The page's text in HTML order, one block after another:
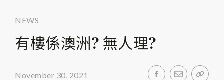
NEWS
有樓係澳洲? 無人理?
November 30, 2021